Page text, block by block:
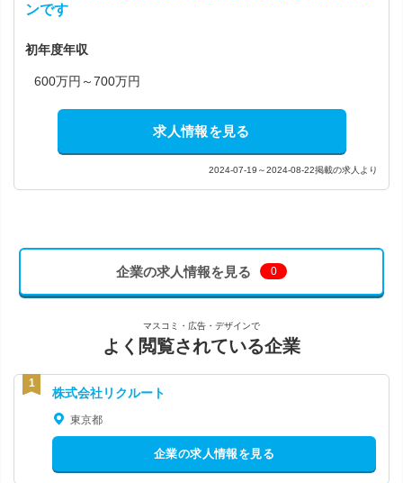
ンです
初年度年収
600万円～700万円
求人情報を見る
2024-07-19～2024-08-22掲載の求人より
企業の求人情報を見る 0
マスコミ・広告・デザインで
よく閲覧されている企業
株式会社リクルート
東京都
企業の求人情報を見る